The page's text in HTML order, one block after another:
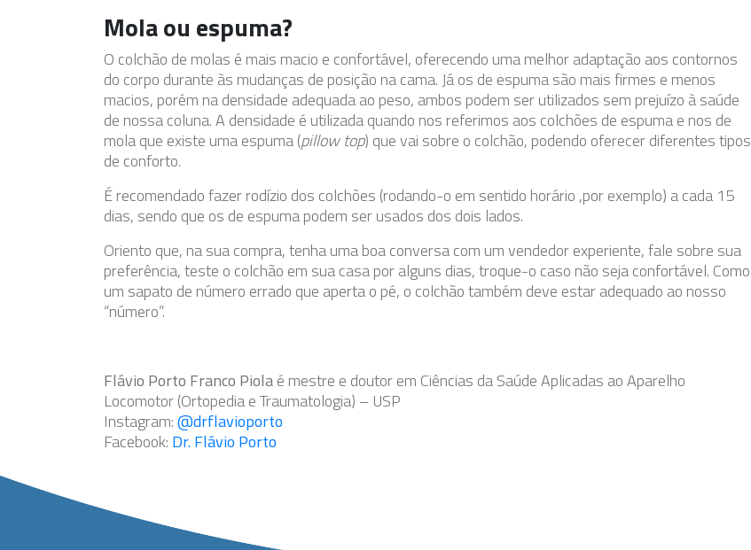
Mola ou espuma?
O colchão de molas é mais macio e confortável, oferecendo uma melhor adaptação aos contornos
do corpo durante às mudanças de posição na cama. Já os de espuma são mais firmes e menos
macios, porém na densidade adequada ao peso, ambos podem ser utilizados sem prejuízo à saúde
de nossa coluna. A densidade é utilizada quando nos referimos aos colchões de espuma e nos de
mola que existe uma espuma (pillow top) que vai sobre o colchão, podendo oferecer diferentes tipos
de conforto.
É recomendado fazer rodízio dos colchões (rodando-o em sentido horário ,por exemplo) a cada 15
dias, sendo que os de espuma podem ser usados dos dois lados.
Oriento que, na sua compra, tenha uma boa conversa com um vendedor experiente, fale sobre sua
preferência, teste o colchão em sua casa por alguns dias, troque-o caso não seja confortável. Como
um sapato de número errado que aperta o pé, o colchão também deve estar adequado ao nosso
“número”.
Flávio Porto Franco Piolaé mestre e doutor em Ciências da Saúde Aplicadas ao Aparelho
Locomotor (Ortopedia e Traumatologia) – USP
Instagram:@drflavioporto
Facebook: Dr. Flávio Porto